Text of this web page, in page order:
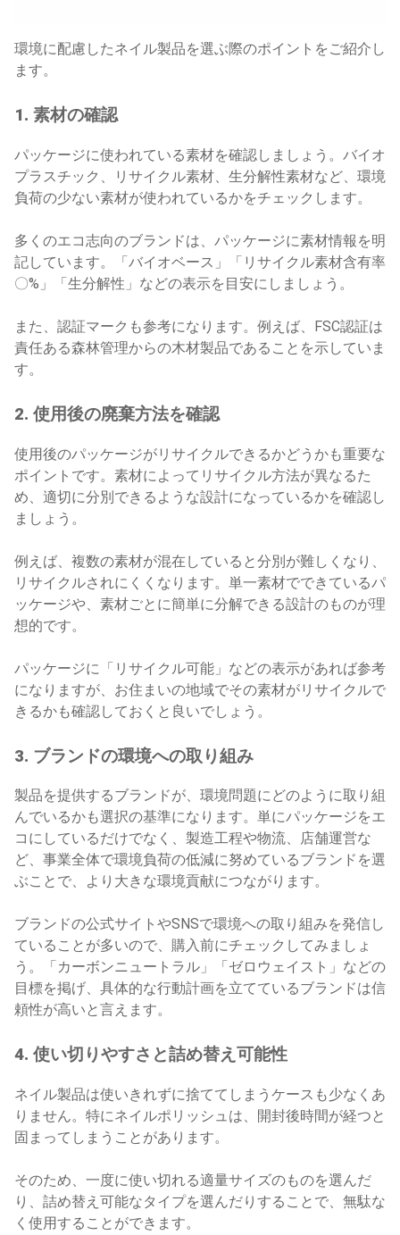
環境に配慮したネイル製品を選ぶ際のポイントをご紹介し
ます。
1. 素材の確認
パッケージに使われている素材を確認しましょう。バイオ
プラスチック、リサイクル素材、生分解性素材など、環境
負荷の少ない素材が使われているかをチェックします。
多くのエコ志向のブランドは、パッケージに素材情報を明
記しています。「バイオベース」「リサイクル素材含有率
〇%」「生分解性」などの表示を目安にしましょう。
また、認証マークも参考になります。例えば、FSC認証は
責任ある森林管理からの木材製品であることを示していま
す。
2. 使用後の廃棄方法を確認
使用後のパッケージがリサイクルできるかどうかも重要な
ポイントです。素材によってリサイクル方法が異なるた
め、適切に分別できるような設計になっているかを確認し
ましょう。
例えば、複数の素材が混在していると分別が難しくなり、
リサイクルされにくくなります。単一素材でできているパ
ッケージや、素材ごとに簡単に分解できる設計のものが理
想的です。
パッケージに「リサイクル可能」などの表示があれば参考
になりますが、お住まいの地域でその素材がリサイクルで
きるかも確認しておくと良いでしょう。
3. ブランドの環境への取り組み
製品を提供するブランドが、環境問題にどのように取り組
んでいるかも選択の基準になります。単にパッケージをエ
コにしているだけでなく、製造工程や物流、店舗運営な
ど、事業全体で環境負荷の低減に努めているブランドを選
ぶことで、より大きな環境貢献につながります。
ブランドの公式サイトやSNSで環境への取り組みを発信し
ていることが多いので、購入前にチェックしてみましょ
う。「カーボンニュートラル」「ゼロウェイスト」などの
目標を掲げ、具体的な行動計画を立てているブランドは信
頼性が高いと言えます。
4. 使い切りやすさと詰め替え可能性
ネイル製品は使いきれずに捨ててしまうケースも少なくあ
りません。特にネイルポリッシュは、開封後時間が経つと
固まってしまうことがあります。
そのため、一度に使い切れる適量サイズのものを選んだ
り、詰め替え可能なタイプを選んだりすることで、無駄な
く使用することができます。